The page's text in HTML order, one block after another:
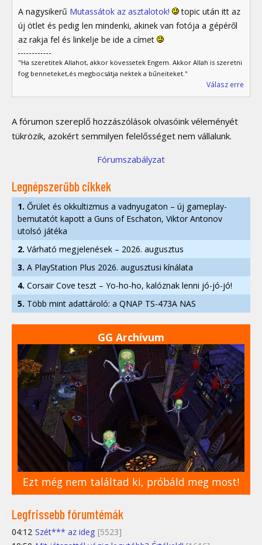
A nagysikerű Mutassátok az asztalotok!
topic után itt az
új ötlet és pedig len mindenki, akinek van fotója a gépéről
az rakja fel és linkelje be ide a címet
"Ha szeretitek Allahot, akkor kövessetek Engem. Akkor Allah is szeretni
fog benneteket,és megbocsátja nektek a bűneiteket."
Válasz erre
A fórumon szereplő hozzászólások olvasóink véleményét
tükrözik, azokért semmilyen felelősséget nem vállalunk.
Fórumszabályzat
Legnépszerűbb cikkek
1. Őrület és okkultizmus a vadnyugaton – új gameplay-
bemutatót kapott a Guns of Eschaton, Viktor Antonov
utolsó játéka
2. Várható megjelenések – 2026. augusztus
3. A PlayStation Plus 2026. augusztusi kínálata
4. Corsair Cove teszt – Yo-ho-ho, kalóznak lenni jó-jó-jó!
5. Több mint adattároló: a QNAP TS-473A NAS
GG Archívum
Ezt még nem találtad ki, próbáld meg most!
Legfrissebb fórumtémák
04:12 Szét*** az ideg [5523]